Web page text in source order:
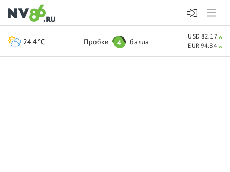
24.4°C Пробки 4 балла
USD 82.17
EUR 94.84